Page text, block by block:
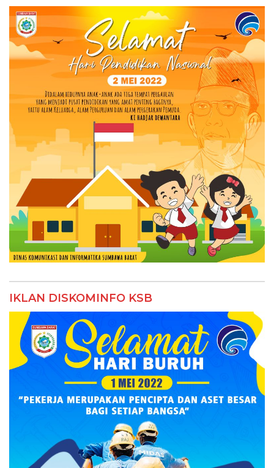
IKLAN DISKOMINFO KSB